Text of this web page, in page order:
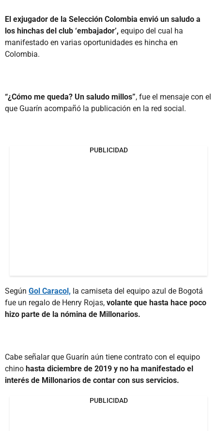
El exjugador de la Selección Colombia envió un saludo a
los hinchas del club ‘embajador’, equipo del cual ha
manifestado en varias oportunidades es hincha en
Colombia.
“¿Cómo me queda? Un saludo millos”, fue el mensaje con el
que Guarín acompañó la publicación en la red social.
PUBLICIDAD
Según Gol Caracol, la camiseta del equipo azul de Bogotá
fue un regalo de Henry Rojas, volante que hasta hace poco
hizo parte de la nómina de Millonarios.
Cabe señalar que Guarín aún tiene contrato con el equipo
chino hasta diciembre de 2019 y no ha manifestado el
interés de Millonarios de contar con sus servicios.
PUBLICIDAD